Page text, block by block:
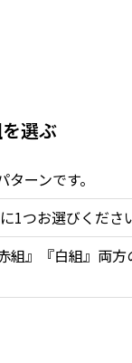
選ぶ
ーンです。
1つお選びくださ
』『白組』両方